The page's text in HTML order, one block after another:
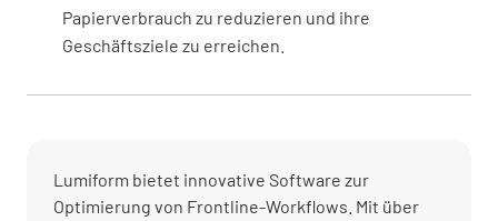
Papierverbrauch zu reduzieren und ihre
Geschäftsziele zu erreichen.
Lumiform bietet innovative Software zur
Optimierung von Frontline-Workflows. Mit über